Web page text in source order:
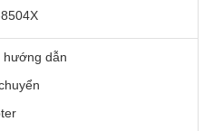
hướng dẫn